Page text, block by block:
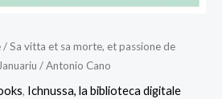
/ Sa vitta et sa morte, et passione de
/ Antonio Cano
, Ichnussa, la biblioteca digitale